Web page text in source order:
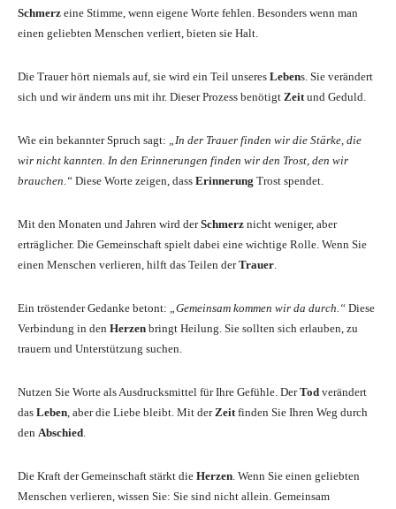
Schmerz eine Stimme, wenn eigene Worte fehlen. Besonders wenn man
einen geliebten Menschen verliert, bieten sie Halt.
Die Trauer hört niemals auf, sie wird ein Teil unseres Lebens. Sie verändert
sich und wir ändern uns mit ihr. Dieser Prozess benötigt Zeitund Geduld.
Wie ein bekannter Spruch sagt: „In der Trauer finden wir die Stärke, die
wir nicht kannten. In den Erinnerungen finden wir den Trost, den wir
brauchen.“ Diese Worte zeigen, dass Erinnerung Trost spendet.
Mit den Monaten und Jahren wird derSchmerz nicht weniger, aber
erträglicher. Die Gemeinschaft spielt dabei eine wichtige Rolle. Wenn Sie
einen Menschen verlieren, hilft das Teilen derTrauer.
Ein tröstender Gedanke betont: „Gemeinsam kommen wir da durch.“ Diese
Verbindung in den Herzen bringt Heilung. Sie sollten sich erlauben, zu
trauern und Unterstützung suchen.
Nutzen Sie Worte als Ausdrucksmittel für Ihre Gefühle. DerTod verändert
das Leben, aber die Liebe bleibt. Mit derZeitfinden Sie Ihren Weg durch
den Abschied.
Die Kraft der Gemeinschaft stärkt die Herzen. Wenn Sie einen geliebten
Menschen verlieren, wissen Sie: Sie sind nicht allein. Gemeinsam